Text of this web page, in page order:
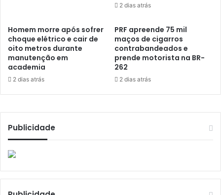
2 dias atrás
Homem morre após sofrer
choque elétrico e cair de
oito metros durante
manutenção em
academia
2 dias atrás
PRF apreende 75 mil
maços de cigarros
contrabandeados e
prende motorista na BR-
262
2 dias atrás
Publicidade